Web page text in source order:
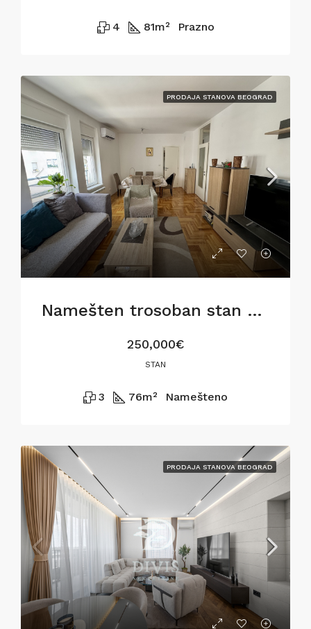
4 81m² Prazno
PRODAJA STANOVA BEOGRAD
Namešten trosoban stan na Voždovcu
250,000€
STAN
3 76m² Namešteno
PRODAJA STANOVA BEOGRAD